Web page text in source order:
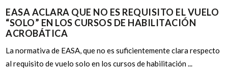
EASA ACLARA QUE NO ES REQUISITO EL VUELO
“SOLO” EN LOS CURSOS DE HABILITACIÓN
ACROBÁTICA
La normativa de EASA, que no es suficientemente clara respecto
al requisito de vuelo solo en los cursos de habilitación ...